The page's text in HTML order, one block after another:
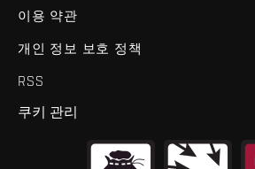
이용 약관
개인 정보 보호 정책
RSS
쿠키 관리